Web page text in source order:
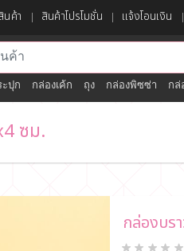
นค้า สินค้าโปรโมชั่น แจ้งโอนเงิน
ะปุก กล่องเค้ก ถุง กล่องพิซซ่า กล่
ซม.
กล่องบร